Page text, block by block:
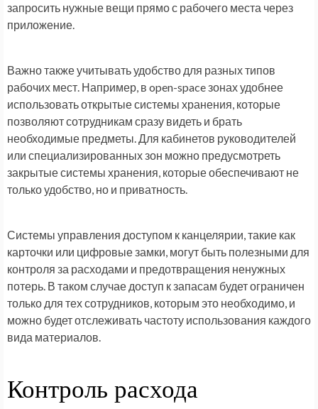
запросить нужные вещи прямо с рабочего места через
приложение.
Важно также учитывать удобство для разных типов
рабочих мест. Например, в open-space зонах удобнее
использовать открытые системы хранения, которые
позволяют сотрудникам сразу видеть и брать
необходимые предметы. Для кабинетов руководителей
или специализированных зон можно предусмотреть
закрытые системы хранения, которые обеспечивают не
только удобство, но и приватность.
Системы управления доступом к канцелярии, такие как
карточки или цифровые замки, могут быть полезными для
контроля за расходами и предотвращения ненужных
потерь. В таком случае доступ к запасам будет ограничен
только для тех сотрудников, которым это необходимо, и
можно будет отслеживать частоту использования каждого
вида материалов.
Контроль расхода